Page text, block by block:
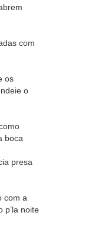
com
os
o
boca
presa
com a
p’la noite